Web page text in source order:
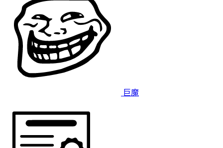
巨魔